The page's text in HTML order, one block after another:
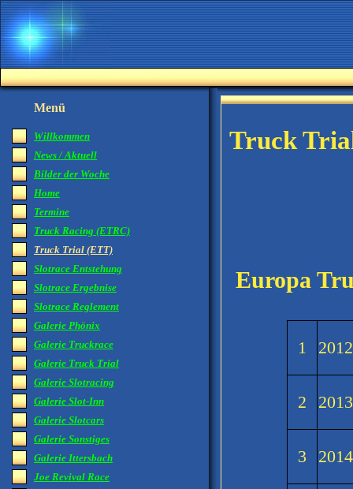
Menü
Willkommen
News / Aktuell
Bilder der Woche
Home
Termine
Truck Racing (ETRC)
Truck Trial (ETT)
Slotrace Entstehung
Slotrace Ergebnise
Slotrace Reglement
Galerie Phönix
Galerie Truckrace
Galerie Truck Trial
Galerie Slotracing
Galerie Slot-Inn
Galerie Slotcars
Galerie Sonstiges
Galerie Ittersbach
Joe Revival Race
Truck
Europa
1 2012
2 2013
3 2014